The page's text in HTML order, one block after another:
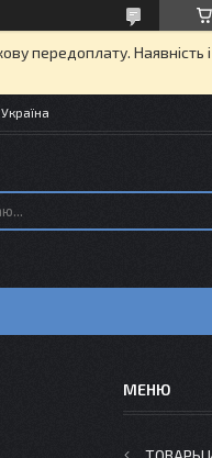
передоплату. Наявність